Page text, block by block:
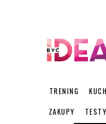
TRENING
ZAKUPY
TESTY